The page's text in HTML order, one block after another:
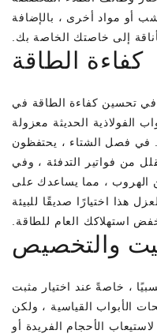
أو مواد أخرى ، بالإضافة
إلى خاصتك الخاصة بك.
كفاءة الطاقة
تحسين كفاءة الطاقة في
الفولاذية الحديثة معزولة
في فصل الشتاء ، يحتفظون
من فواتير التدفئة ، وفي
الهروب ، مما يساعدك على
هذا اختيارًا صديقًا للبيئة
استهلاكك العام للطاقة.
والتخصيص
، خاصةً عند اختيار مثبت
الأبواب القياسية ، ولكن
الأحجام الفريدة أو